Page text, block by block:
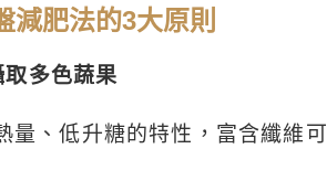
減肥法的3大原則
多色蔬果
量、低升糖的特性，富含纖維